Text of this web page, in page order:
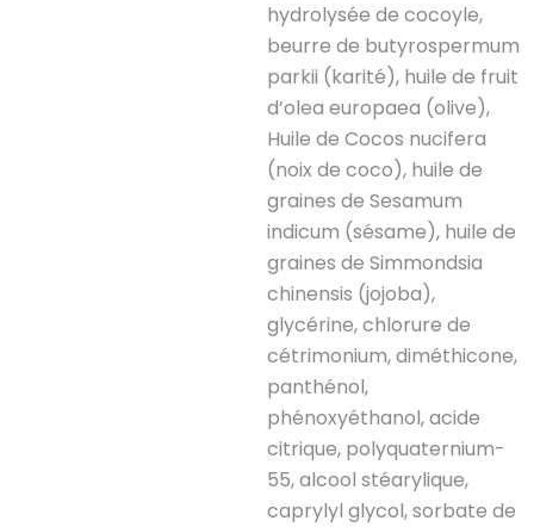
hydrolysée de cocoyle,
beurre de butyrospermum
parkii (karité), huile de fruit
d’olea europaea (olive),
Huile de Cocos nucifera
(noix de coco), huile de
graines de Sesamum
indicum (sésame), huile de
graines de Simmondsia
chinensis (jojoba),
glycérine, chlorure de
cétrimonium, diméthicone,
panthénol,
phénoxyéthanol, acide
citrique, polyquaternium-
55, alcool stéarylique,
caprylyl glycol, sorbate de